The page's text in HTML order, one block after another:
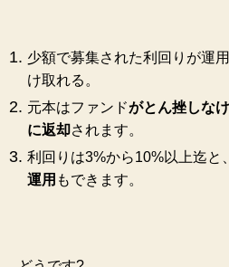
少額で募集された利回りが運
け取れる。
元本はファンドがとん挫しな
に返却されます。
利回りは3%から10%以上迄と、
運用 もできます。